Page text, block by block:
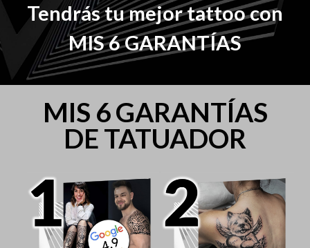
Tendrás tu mejor tattoo con
MIS 6 GARANTÍAS
MIS 6 GARANTÍAS
DE TATUADOR